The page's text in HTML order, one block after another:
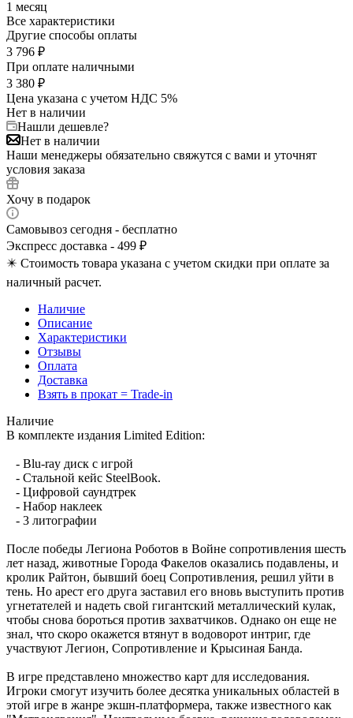
1 месяц
Все характеристики
Другие способы оплаты
3 796 ₽
При оплате наличными
3 380 ₽
Цена указана с учетом НДС 5%
Нет в наличии
Нашли дешевле?
Нет в наличии
Наши менеджеры обязательно свяжутся с вами и уточнят
условия заказа
Хочу в подарок
Самовывоз сегодня - бесплатно
Экспресс доставка - 499 ₽
✴️ Стоимость товара указана с учетом скидки при оплате за
наличный расчет.
Наличие
Описание
Характеристики
Отзывы
Оплата
Доставка
Взять в прокат = Trade-in
Наличие
В комплекте издания Limited Edition:
- Blu-ray диск с игрой
- Стальной кейс SteelBook.
- Цифровой саундтрек
- Набор наклеек
- 3 литографии
После победы Легиона Роботов в Войне сопротивления шесть
лет назад, животные Города Факелов оказались подавлены, и
кролик Райтон, бывший боец Сопротивления, решил уйти в
тень. Но арест его друга заставил его вновь выступить против
угнетателей и надеть свой гигантский металлический кулак,
чтобы снова бороться против захватчиков. Однако он еще не
знал, что скоро окажется втянут в водоворот интриг, где
участвуют Легион, Сопротивление и Крысиная Банда.
В игре представлено множество карт для исследования.
Игроки смогут изучить более десятка уникальных областей в
этой игре в жанре экшн-платформера, также известного как